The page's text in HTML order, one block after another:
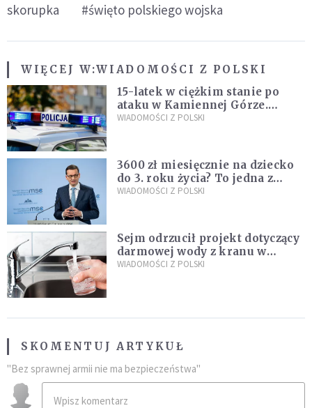
skorupka
#święto polskiego wojska
WIĘCEJ W:WIADOMOŚCI Z POLSKI
15-latek w ciężkim stanie po
ataku w Kamiennej Górze.
Policja zatrzymała dwóch
WIADOMOŚCI Z POLSKI
3600 zł miesięcznie na dziecko
do 3. roku życia? To jedna z
propozycji programu "Rozwój
WIADOMOŚCI Z POLSKI
Sejm odrzucił projekt dotyczący
darmowej wody z kranu w
restauracjach
WIADOMOŚCI Z POLSKI
SKOMENTUJ ARTYKUŁ
"Bez sprawnej armii nie ma bezpieczeństwa"